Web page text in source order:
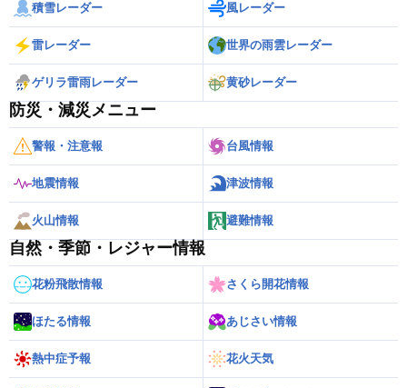
積雪レーダー 風レーダー
雷レーダー 世界の雨雲レーダー
ゲリラ雷雨レーダー 黄砂レーダー
防災・減災メニュー
警報・注意報 台風情報
地震情報 津波情報
火山情報 避難情報
自然・季節・レジャー情報
花粉飛散情報 さくら開花情報
ほたる情報 あじさい情報
熱中症予報 花火天気